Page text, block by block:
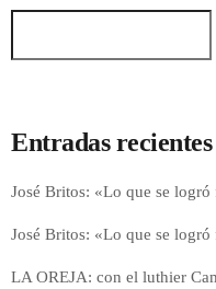
Entradas recientes
José Britos: «Lo que se
José Britos: «Lo que se
LA OREJA: con el luthier